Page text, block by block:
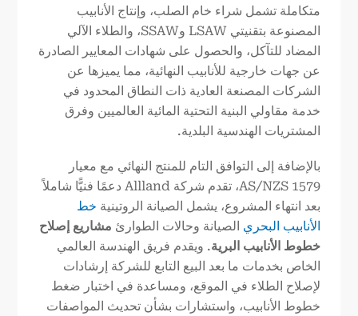
متكاملة تشمل شراء خام الصلب، وإنتاج الأنابيب
المصنوعة بتقنيتي LSAW وSSAW، والطلاء الآلي
المضاد للتآكل، والحصول على شهادات المعايير الصادرة
عن جهات خارجية للأنابيب النهائية، مما يميزها عن
الشركات المصنعة العادية ذات النطاق المحدود في
خدمة مقاولي البنية التحتية المائية العالميين وفرق
المشتريات الهندسية البلدية.
بالإضافة إلى التوافق التام للمنتج النهائي مع معيار
AS/NZS 1579، تقدم شركة Allland دعمًا فنيًّا شاملاً
بعد انتهاء المشروع، يشمل الصيانة الروتينية خط
الأنابيب البحري الصيانة وحالات الطوارئ مشاريع إصلاح
خطوط الأنابيب البرية. ويقدم فريق الهندسة العالمي
الخاص بخدمات ما بعد البيع التابع للشركة إرشادات
لإصلاح الطلاء في الموقع، ومساعدة في اختبار ضغط
خطوط الأنابيب، واستشارات بشأن تحديث المواصفات